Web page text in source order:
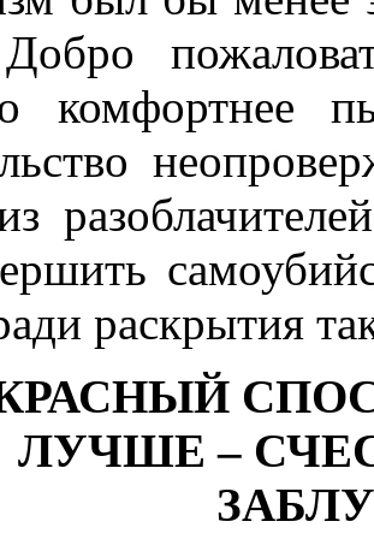
комфортнее
раскрытия
ЛУЧШЕ –